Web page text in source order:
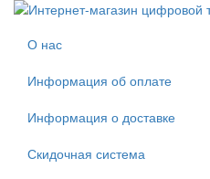
О нас
Информация об оплате
Информация о доставке
Скидочная система